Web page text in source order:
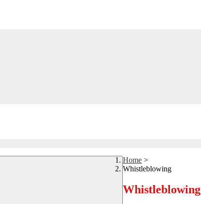
Home >
Whistleblowing
Whistleblowing